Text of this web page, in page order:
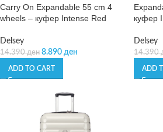
Carry On Expandable 55 cm 4
wheels – куфер Intense Red
Delsey
14.390ден 8.890 ден
ADD TO CART
куфер
Delsey
14.390
ADD